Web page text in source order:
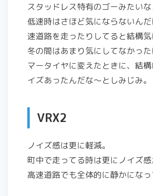
スタッドレス特有のゴーみたい
低速時はさほど気にならないん
速道路を走ったりしてると結構気
冬の間はあまり気にしてなかっ
マータイヤに変えたときに、結
イズあったんだな～としみじみ。
VRX2
ノイズ感は更に軽減。
町中で走ってる時は更にノイズ感
高速道路でも全体的に静かになっ